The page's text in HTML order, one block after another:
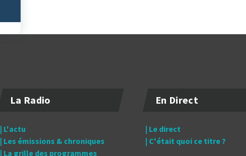
La Radio
| L'actu
| Les émissions & chroniques
| La grille des programmes
En Direct
| Le direct
| C'était quoi ce titre ?